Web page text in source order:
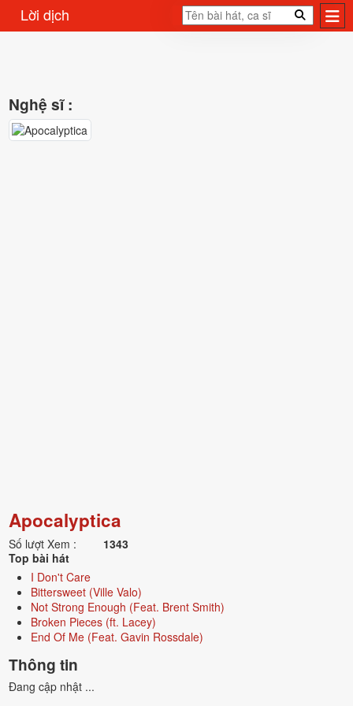
Lời dịch
Nghệ sĩ :
Apocalyptica
Số lượt Xem :
1343
Top bài hát
I Don't Care
Bittersweet (Ville Valo)
Not Strong Enough (Feat. Brent Smith)
Broken Pieces (ft. Lacey)
End Of Me (Feat. Gavin Rossdale)
Thông tin
Đang cập nhật ...